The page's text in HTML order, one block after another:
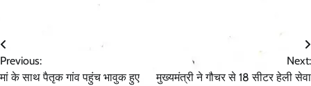
Post
navigation
Previous:
मां के साथ पैतृक गांव पहुंच भावुक हुए
Next:
मुख्यमंत्री ने गौचर से 18 सीटर हेली सेवा